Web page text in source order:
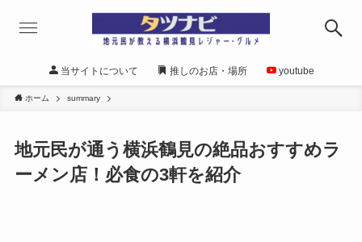
当サイトについて 推しのお店・場所 youtube
ホーム summary
地元民が通う横浜鶴見の絶品おすすめラ
ーメン店！必食の3軒を紹介